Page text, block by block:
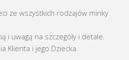
ze wszystkich rodzajów minky
i uwagą na szczegóły i detale.
Klienta i jego Dziecka.